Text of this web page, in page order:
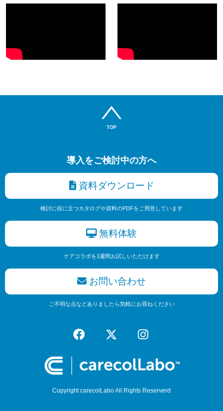
導入をご検討中の方へ
資料ダウンロード
検討に役に立つカタログや資料のPDFをご用意しています
無料体験
ケアコラボを1週間お試しいただけます
お問い合わせ
ご不明な点などありましたら気軽にお尋ねください
Copyright carecolLabo All Rights Reserverd